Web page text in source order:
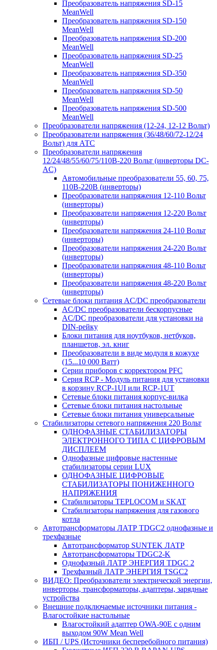
Преобразователь напряжения SD-15
MeanWell
Преобразователь напряжения SD-150
MeanWell
Преобразователь напряжения SD-200
MeanWell
Преобразователь напряжения SD-25
MeanWell
Преобразователь напряжения SD-350
MeanWell
Преобразователь напряжения SD-50
MeanWell
Преобразователь напряжения SD-500
MeanWell
Преобразователи напряжения (12-24, 12-12 Вольт)
Преобразователи напряжения (36/48/60/72-12/24
Вольт) для АТС
Преобразователи напряжения
12/24/48/55/60/75/110В-220 Вольт (инверторы DC-
AC)
Автомобильные преобразователи 55, 60, 75,
110В-220В (инверторы)
Преобразователи напряжения 12-110 Вольт
(инверторы)
Преобразователи напряжения 12-220 Вольт
(инверторы)
Преобразователи напряжения 24-110 Вольт
(инверторы)
Преобразователи напряжения 24-220 Вольт
(инверторы)
Преобразователи напряжения 48-110 Вольт
(инверторы)
Преобразователи напряжения 48-220 Вольт
(инверторы)
Сетевые блоки питания AC/DC преобразователи
AC/DC преобразователи бескорпусные
AC/DC преобразователи для установки на
DIN-рейку
Блоки питания для ноутбуков, нетбуков,
планшетов, эл. книг
Преобразователи в виде модуля в кожухе
(15...10 000 Ватт)
Серии приборов с корректором PFC
Серия RCP - Модуль питания для установки
в корзину RCP-1UI или RCP-1UT
Сетевые блоки питания корпус-вилка
Сетевые блоки питания настольные
Сетевые блоки питания универсальные
Стабилизаторы сетевого напряжения 220 Вольт
ОДНОФАЗНЫЕ СТАБИЛИЗАТОРЫ
ЭЛЕКТРОННОГО ТИПА С ЦИФРОВЫМ
ДИСПЛЕЕМ
Однофазные цифровые настенные
стабилизаторы серии LUX
ОДНОФАЗНЫЕ ЦИФРОВЫЕ
СТАБИЛИЗАТОРЫ ПОНИЖЕННОГО
НАПРЯЖЕНИЯ
Стабилизаторы TEPLOCOM и SKAT
Стабилизаторы напряжения для газового
котла
Автотрансформаторы ЛАТР TDGC2 однофазные и
трехфазные
Автотрансформатор SUNTEK ЛАТР
Автотрансформаторы TDGC2-K
Однофазный ЛАТР ЭНЕРГИЯ TDGC 2
Трехфазный ЛАТР ЭНЕРГИЯ TSGC2
ВИДЕО: Преобразователи электрической энергии,
инверторы, трансформаторы, адаптеры, зарядные
устройства
Внешние подключаемые источники питания -
Влагостойкие настольные
Влагостойкий адаптер OWA-90E с одним
выходом 90W Mean Well
ИБП / UPS (Источники бесперебойного питания)